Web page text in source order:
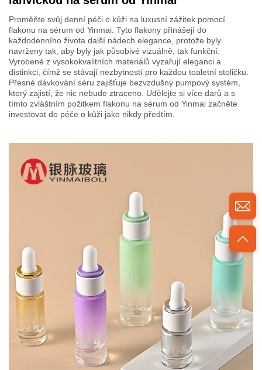
Proměňte svůj denní péči o kůži na luxusní zážitek pomocí
flakonu na sérum od Yinmai. Tyto flakony přinášejí do
každodenního života další nádech elegance, protože byly
navrženy tak, aby byly jak působivé vizuálně, tak funkční.
Vyrobené z vysokokvalitních materiálů vyzařují eleganci a
distinkci, čímž se stávají nezbytností pro každou toaletní stoličku.
Přesné dávkování séru zajišťuje bezvzdušný pumpový systém,
který zajistí, že nic nebude ztraceno. Udělejte si více darů a s
tímto zvláštním požitkem flakonu na sérum od Yinmai začněte
investovat do péče o kůži jako nikdy předtím.